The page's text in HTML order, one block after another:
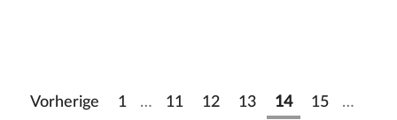
Vorherige 1 … 11 12 13 14 15
…